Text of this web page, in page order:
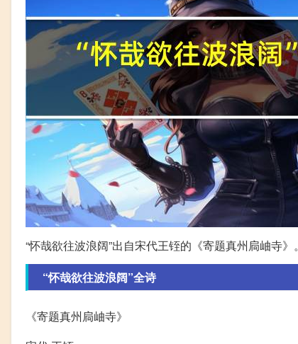
“怀哉欲往波浪阔”出自宋代王铚的《寄题真州扃岫寺》。
“怀哉欲往波浪阔”全诗
《寄题真州扃岫寺》